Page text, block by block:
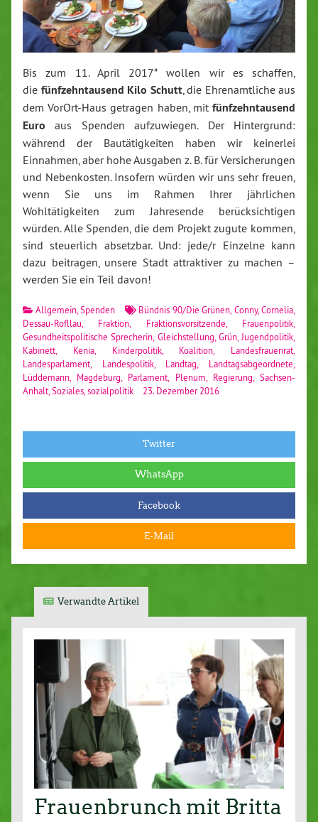
Bis zum 11. April 2017* wollen wir es schaffen,
die fünfzehntausend Kilo Schutt, die Ehrenamtliche aus
dem VorOrt-Haus getragen haben, mit fünfzehntausend
Euro aus Spenden aufzuwiegen. Der Hintergrund:
während der Bautätigkeiten haben wir keinerlei
Einnahmen, aber hohe Ausgaben z. B. für Versicherungen
und Nebenkosten. Insofern würden wir uns sehr freuen,
wenn Sie uns im Rahmen Ihrer jährlichen
Wohltätigkeiten zum Jahresende berücksichtigen
würden. Alle Spenden, die dem Projekt zugute kommen,
sind steuerlich absetzbar. Und: jede/r Einzelne kann
dazu beitragen, unsere Stadt attraktiver zu machen –
werden Sie ein Teil davon!
Allgemein, Spenden Bündnis 90/Die Grünen Conny, Cornelia
Dessau-Roﬂlau
Fraktion Fraktionsvorsitzende Frauenpolitik
Gesundheitspolitische Sprecherin Gleichstellung Grün, Jugendpolitik
Kabinett
Kenia, Kinderpolitik, Koalition Landesfrauenrat
Landesparlament
Landespolitik, Landtag Landtagsabgeordnete
Lüddemann
Magdeburg Parlament Plenum Regierung ,Sachsen-
Anhalt Soziales sozialpolitik 23. Dezember 2016
Twitter
WhatsApp
Facebook
E-Mail
Verwandte Artikel
Frauenbrunch mit Britta